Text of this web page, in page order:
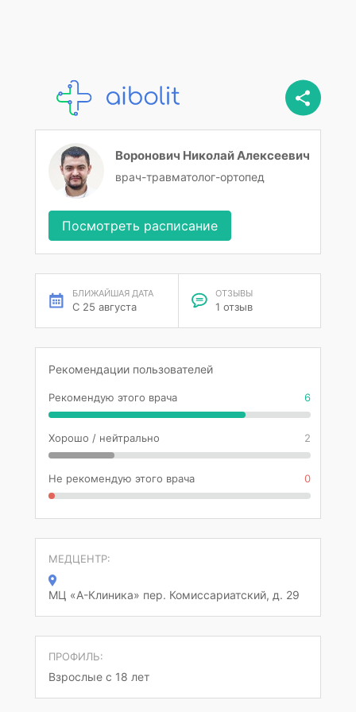
Воронович Николай Алексеевич
врач-травматолог-ортопед
Посмотреть расписание
БЛИЖАЙШАЯ ДАТА
С 25 августа
ОТЗЫВЫ
1 отзыв
Рекомендации пользователей
Рекомендую этого врача 6
Хорошо / нейтрально 2
Не рекомендую этого врача 0
МЕДЦЕНТР:
МЦ «А-Клиника» пер. Комиссариатский, д. 29
ПРОФИЛЬ:
Взрослые с 18 лет